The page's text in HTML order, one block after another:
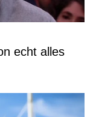
echt alles